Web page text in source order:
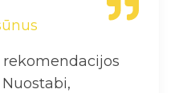
rekomendacijos